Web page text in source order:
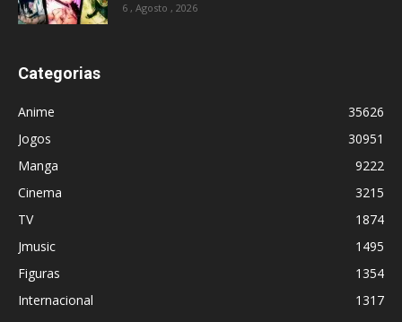
6 , Agosto , 2026
Categorias
Anime
35626
Jogos
30951
Manga
9222
Cinema
3215
TV
1874
Jmusic
1495
Figuras
1354
Internacional
1317